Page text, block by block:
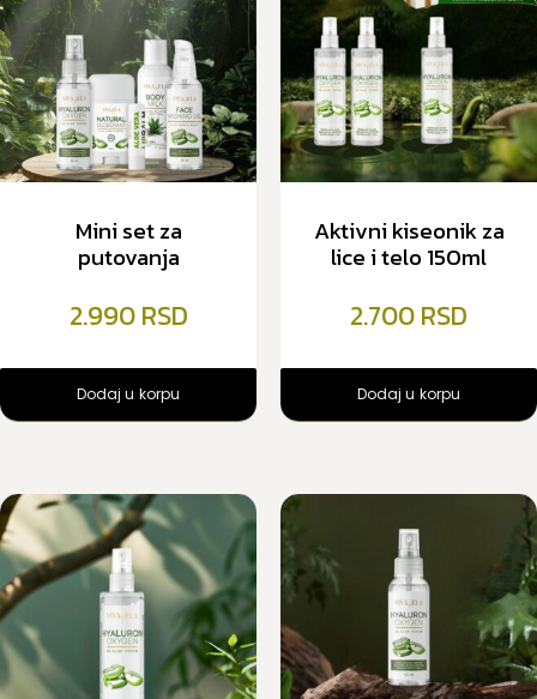
Mini set za
putovanja
2.990
Dodaj u korpu
Aktivni kiseonik za
lice i telo 150ml
2.700
Dodaj u korpu